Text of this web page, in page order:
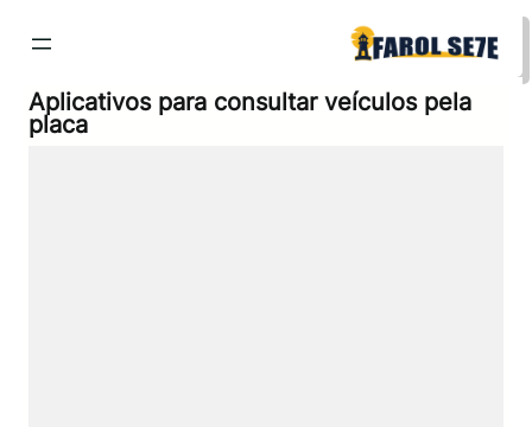
para
conteúdo
Aplicativos para consultar veículos pela
placa